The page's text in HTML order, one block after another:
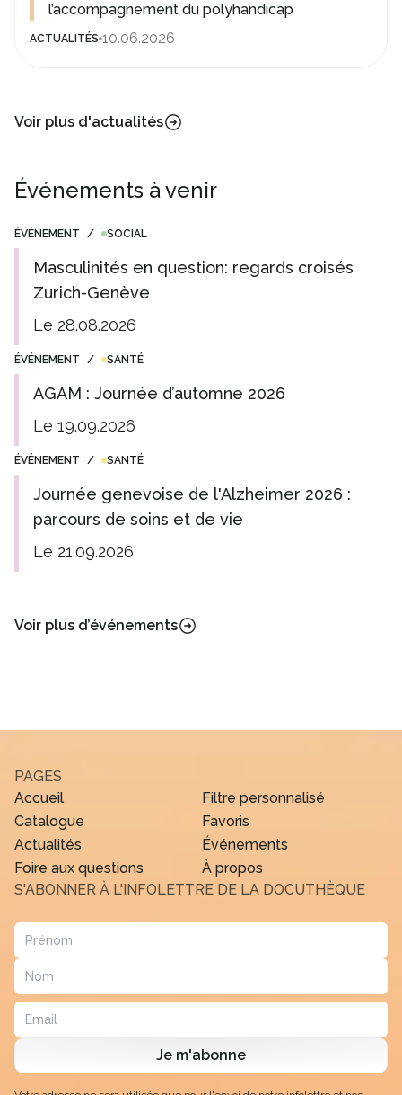
l’accompagnement du polyhandicap
ACTUALITÉS 10.06.2026
Voir plus d'actualités
Événements à venir
ÉVÉNEMENT / SOCIAL
Masculinités en question: regards croisés
Zurich-Genève
Le 28.08.2026
ÉVÉNEMENT / SANTÉ
AGAM : Journée d’automne 2026
Le 19.09.2026
ÉVÉNEMENT / SANTÉ
Journée genevoise de l'Alzheimer 2026 :
parcours de soins et de vie
Le 21.09.2026
Voir plus d’événements
PAGES
Accueil
Filtre personnalisé
Catalogue
Favoris
Actualités
Événements
Foire aux questions
À propos
S'ABONNER À L'INFOLETTRE DE LA DOCUTHÈQUE
Je m'abonne